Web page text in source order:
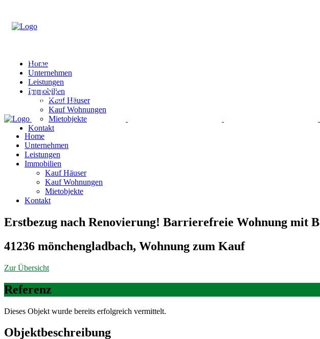
Home
Unternehmen
Leistungen
Immobilien
Kauf Häuser
Kauf Wohnungen
Mietobjekte
Kontakt
Home
Unternehmen
Leistungen
Immobilien
Kauf Häuser
Kauf Wohnungen
Mietobjekte
Kontakt
Erstbezug nach Renovierung! Barrierefreie Wohnung mit
41236 mönchengladbach, Wohnung zum Kauf
Zur Übersicht
Referenz
Dieses Objekt wurde bereits erfolgreich vermittelt.
Objekt­beschreibung